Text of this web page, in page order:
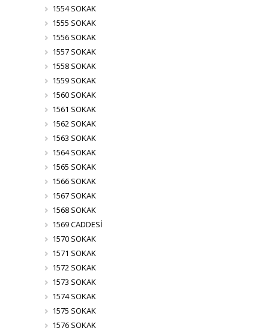
1554 SOKAK
1555 SOKAK
1556 SOKAK
1557 SOKAK
1558 SOKAK
1559 SOKAK
1560 SOKAK
1561 SOKAK
1562 SOKAK
1563 SOKAK
1564 SOKAK
1565 SOKAK
1566 SOKAK
1567 SOKAK
1568 SOKAK
1569 CADDESİ
1570 SOKAK
1571 SOKAK
1572 SOKAK
1573 SOKAK
1574 SOKAK
1575 SOKAK
1576 SOKAK